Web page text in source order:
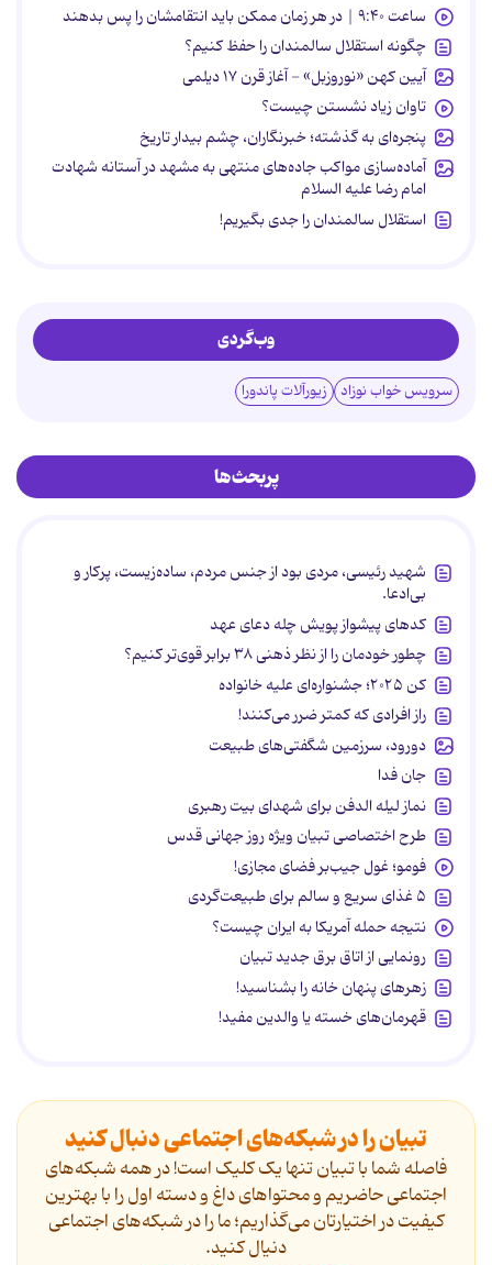
ساعت ۹:۴۰ | در هر زمان ممکن باید انتقامشان را پس بدهند
چگونه استقلال سالمندان را حفظ کنیم؟
آیین کهن «نوروزبل» - آغاز قرن ۱۷ دیلمی
تاوان زیاد نشستن چیست؟
پنجره‌ای به گذشته؛ خبرنگاران، چشم بیدار تاریخ
آماده‌سازی مواکب جاده‌های منتهی به مشهد در آستانه شهادت
امام رضا علیه السلام
استقلال سالمندان را جدی بگیریم!
وب‌گردی
سرویس خواب نوزاد زیورآلات پاندورا
پربحث‌ها
شهید رئیسی، مردی بود از جنس مردم، ساده‌زیست، پرکار و
بی‌ادعا.
کدهای پیشواز پویش چله دعای عهد
چطور خودمان را از نظر ذهنی ۳۸ برابر قوی‌تر کنیم؟
کن ۲۰۲۵؛ جشنواره‌ای علیه خانواده
راز افرادی که کمتر ضرر می‌کنند!
دورود، سرزمین شگفتی‌های طبیعت
جان فدا
نماز لیله الدفن برای شهدای بیت رهبری
طرح اختصاصی تبیان ویژه روز جهانی قدس
فومو؛ غول جیب‌بر فضای مجازی!
۵ غذای سریع و سالم برای طبیعت‌گردی
نتیجه حمله آمریکا به ایران چیست؟
رونمایی از اتاق برق جدید تبیان
زهرهای پنهان خانه را بشناسید!
قهرمان‌های خسته یا والدین مفید!
تبیان را در شبکه‌های اجتماعی دنبال کنید
فاصله شما با تبیان تنها یک کلیک است! در همه شبکه‌های
اجتماعی حاضریم و محتواهای داغ و دسته اول را با بهترین
کیفیت در اختیارتان می‌گذاریم؛ ما را در شبکه‌های اجتماعی
دنیال کنید.